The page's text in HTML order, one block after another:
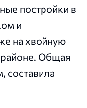
постройки в
и
на хвойную
Общая
составила